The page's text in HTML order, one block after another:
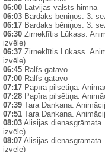
06:00Latvijas valsts himna
06:03Bardaks bēniņos. 3.
06:17Bardaks bēniņos. 3.
06:30Zirneklītis Lūkass.
izvēle)
06:37Zirneklītis Lūkass.
izvēle)
06:45Ralfs gatavo
07:00Ralfs gatavo
07:17Papīra pilsētiņa.
07:28Papīra pilsētiņa.
07:39Tara Dankana.
07:51Tara Dankana.
08:03Alisijas
izvēle)
08:07Alisijas
izvēle)